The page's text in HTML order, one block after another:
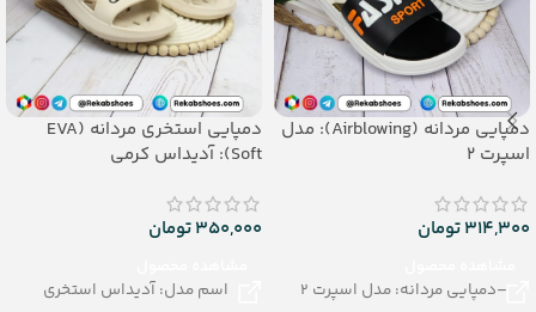
دمپایی مردانه (Airblowing): مدل
اسپرت 2
314,300تومان
–دمپایی مردانه: مدل اسپرت 2
دمپایی استخری مردانه (EVA
Soft): آدیداس کرمی
350,000تومان
اسم مدل: آدیداس استخری